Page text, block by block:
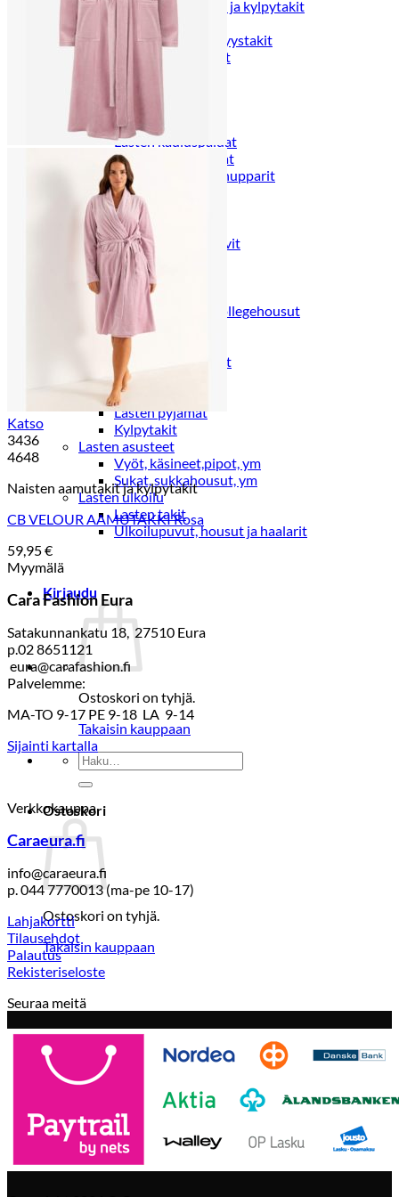
Naisten aamutakit ja kylpytakit
Naisten takit
Naisten kevät-ja syystakit
Naisten nahkatakit
Naisten talvitakit
LAPSET
Lasten paidat
Lasten paidat
Lasten kauluspaidat
Lasten trikoopaidat
Lasten colleget ja hupparit
Lasten neuleet
Lasten mekot ja hameet
Mekot ja hameet
Lasten puvut,bleiserit,liivit
Liivit
Lasten housut
Lasten housut
Lasten trikoo-ja collegehousut
Lasten farkut
Lasten shortsit
Lasten juhlahousut
Yöasut ja kylpytakit
Lasten yöpaidat
Lasten pyjamat
Kylpytakit
Lasten asusteet
Vyöt, käsineet,pipot, ym
Sukat, sukkahousut, ym
Lasten ulkoilu
Lasten takit
Ulkoilupuvut, housut ja haalarit
Kirjaudu
Ostoskori on tyhjä.
Takaisin kauppaan
Etsi:
Ostoskori
Ostoskori on tyhjä.
Takaisin kauppaan
Katso
3436
4648
Naisten aamutakit ja kylpytakit
CB VELOUR AAMUTAKKI Rosa
59,95€
Myymälä
Cara Fashion Eura
Satakunnankatu 18, 27510 Eura
p.02 8651121
eura@carafashion.fi
Palvelemme:
MA-TO 9-17 PE 9-18 LA 9-14
Sijainti kartalla
Verkkokauppa
Caraeura.fi
info@caraeura.fi
p. 044 7770013 (ma-pe 10-17)
Lahjakortti
Tilausehdot
Palautus
Rekisteriseloste
Seuraa meitä